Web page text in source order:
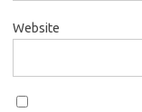
Website